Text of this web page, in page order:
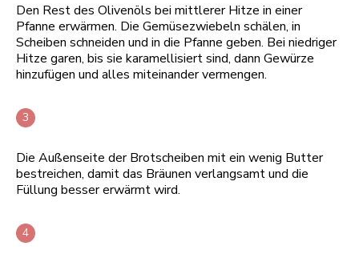
Den Rest des Olivenöls bei mittlerer Hitze in einer
Pfanne erwärmen. Die Gemüsezwiebeln schälen, in
Scheiben schneiden und in die Pfanne geben. Bei niedriger
Hitze garen, bis sie karamellisiert sind, dann Gewürze
hinzufügen und alles miteinander vermengen.
Die Außenseite der Brotscheiben mit ein wenig Butter
bestreichen, damit das Bräunen verlangsamt und die
Füllung besser erwärmt wird.